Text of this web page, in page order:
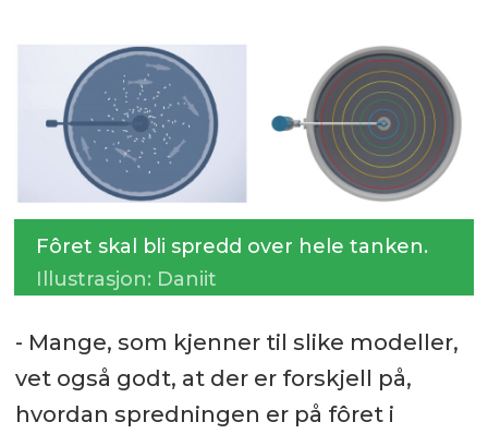
Fôret skal bli spredd over hele tanken.
Illustrasjon: Daniit
- Mange, som kjenner til slike modeller,
vet også godt, at der er forskjell på,
hvordan spredningen er på fôret i